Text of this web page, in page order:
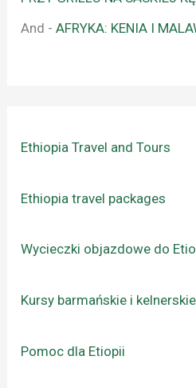
And -AFRYKA: KENIA I
Ethiopia Travel and Tours
Ethiopia travel packages
Wycieczki objazdowe do
Kursy barmańskie i kelnerskie
Pomoc dla Etiopii